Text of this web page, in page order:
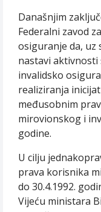
Današnjim
Federalni zavod
osiguranje da, uz
nastavi aktivnosti
invalidsko
realiziranja
međusobnim
mirovionskog i
godine.
U cilju
prava korisnika
do 30.4.1992.
Vijeću ministara